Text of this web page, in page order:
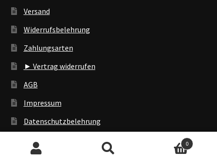
Versand
Widerrufsbelehrung
Zahlungsarten
► Vertrag widerrufen
AGB
Impressum
Datenschutzbelehrung
0